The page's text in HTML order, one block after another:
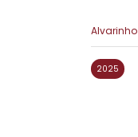
Alvarinho
2025